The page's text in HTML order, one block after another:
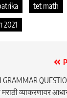
tet math
2021
GRAMMAR
मराठी व्याकरणावर